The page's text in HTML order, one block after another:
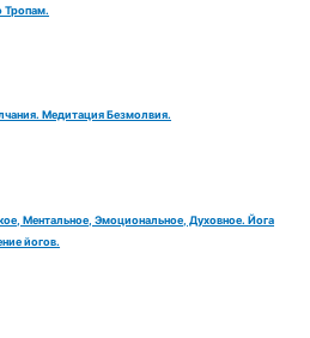
Тропам.
Медитация Безмолвия.
Ментальное, Эмоциональное, Духовное. Йога
йогов.